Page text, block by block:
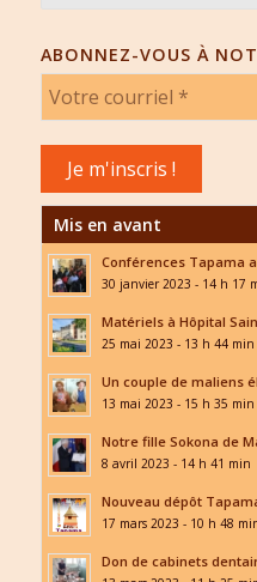
ABONNEZ-VOUS À
Mis en avant
Conférences Tapama
30 janvier 2023 - 14 h 17
Matériels à Hôpital
25 mai 2023 - 13 h 44 min
Un couple de maliens
13 mai 2023 - 15 h 35 min
Notre fille Sokona de
8 avril 2023 - 14 h 41 min
Nouveau dépôt
17 mars 2023 - 10 h 48
Don de cabinets